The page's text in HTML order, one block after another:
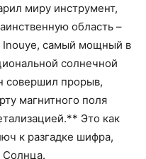
миру инструмент,
область –
Inouye, самый мощный в
солнечной
совершил прорыв,
магнитного поля
Это как
к разгадке шифра,
Солнца.